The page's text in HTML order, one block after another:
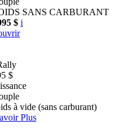
SANS CARBURANT
$ i
$
à vide (sans carburant)
Plus